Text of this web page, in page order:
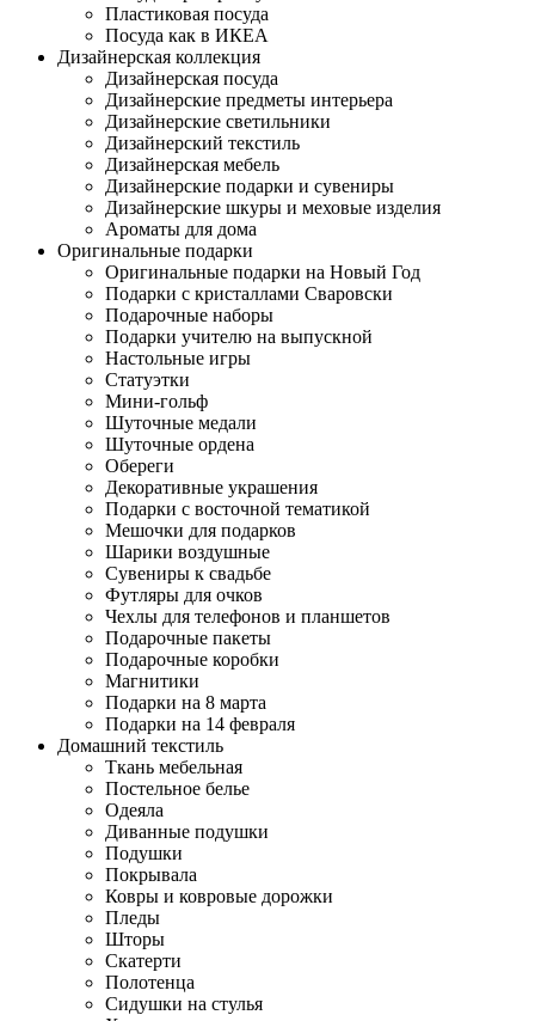
Пластиковая посуда
Посуда как в ИКЕА
Дизайнерская коллекция
Дизайнерская посуда
Дизайнерские предметы интерьера
Дизайнерские светильники
Дизайнерский текстиль
Дизайнерская мебель
Дизайнерские подарки и сувениры
Дизайнерские шкуры и меховые изделия
Ароматы для дома
Оригинальные подарки
Оригинальные подарки на Новый Год
Подарки с кристаллами Сваровски
Подарочные наборы
Подарки учителю на выпускной
Настольные игры
Статуэтки
Мини-гольф
Шуточные медали
Шуточные ордена
Обереги
Декоративные украшения
Подарки с восточной тематикой
Мешочки для подарков
Шарики воздушные
Сувениры к свадьбе
Футляры для очков
Чехлы для телефонов и планшетов
Подарочные пакеты
Подарочные коробки
Магнитики
Подарки на 8 марта
Подарки на 14 февраля
Домашний текстиль
Ткань мебельная
Постельное белье
Одеяла
Диванные подушки
Подушки
Покрывала
Ковры и ковровые дорожки
Пледы
Шторы
Скатерти
Полотенца
Сидушки на стулья